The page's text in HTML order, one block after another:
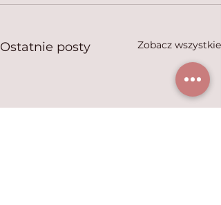
Ostatnie posty Zobacz wszystkie